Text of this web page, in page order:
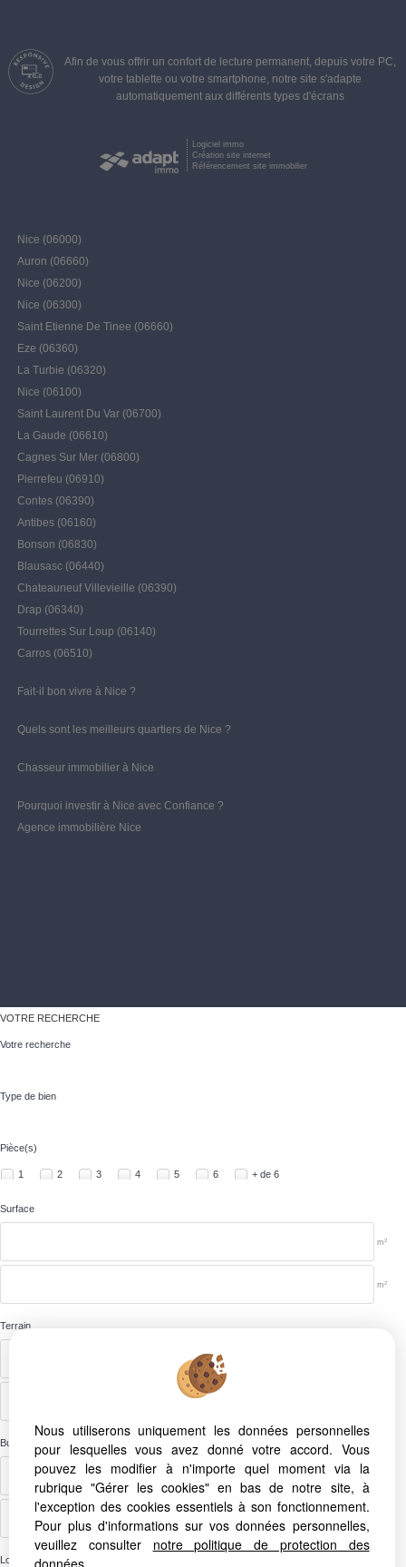
Afin de vous offrir un confort de lecture permanent, depuis votre PC,
votre tablette ou votre smartphone, notre site s'adapte
automatiquement aux différents types d'écrans
Logiciel immo
Création site internet
Référencement site immobilier
Nice (06000)
Auron (06660)
Nice (06200)
Nice (06300)
Saint Etienne De Tinee (06660)
Eze (06360)
La Turbie (06320)
Nice (06100)
Saint Laurent Du Var (06700)
La Gaude (06610)
Cagnes Sur Mer (06800)
Pierrefeu (06910)
Contes (06390)
Antibes (06160)
Bonson (06830)
Blausasc (06440)
Chateauneuf Villevieille (06390)
Drap (06340)
Tourrettes Sur Loup (06140)
Carros (06510)
Fait-il bon vivre à Nice ?
Quels sont les meilleurs quartiers de Nice ?
Chasseur immobilier à Nice
Pourquoi investir à Nice avec Confiance ?
Agence immobilière Nice
VOTRE RECHERCHE
Votre recherche
Type de bien
Pièce(s)
1 2 3 4 5 6 + de 6
Surface
m2
m2
Terrain
Budget
Localité
Nous utiliserons uniquement les données personnelles
pour lesquelles vous avez donné votre accord. Vous
pouvez les modifier à n'importe quel moment via la
rubrique "Gérer les cookies" en bas de notre site, à
l'exception des cookies essentiels à son fonctionnement.
Pour plus d'informations sur vos données personnelles,
veuillez consulter notre politique de protection des
données